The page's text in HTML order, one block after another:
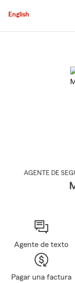
English
AGENTE DE
Agente de texto
Pagar una factura